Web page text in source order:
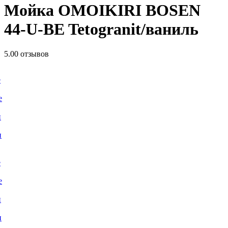
Мойка OMOIKIRI BOSEN
44-U-BE Tetogranit/ваниль
5.00 отзывов